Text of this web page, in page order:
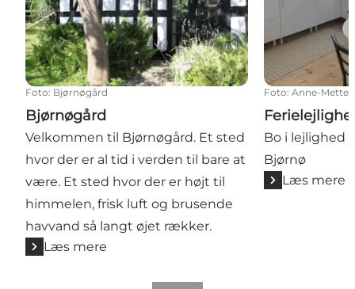
Foto: Bjørnøgård
Bjørnøgård
Velkommen til Bjørnøgård. Et sted
hvor der er al tid i verden til bare at
være. Et sted hvor der er højt til
himmelen, frisk luft og brusende
havvand så langt øjet rækker.
Læs mere
Foto: Anne-Mette
Bo i lejlighed
Bjørnø
Læs mere